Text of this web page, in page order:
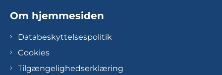
Om hjemmesiden
Databeskyttelsespolitik
Cookies
Tilgængelighedserklæring